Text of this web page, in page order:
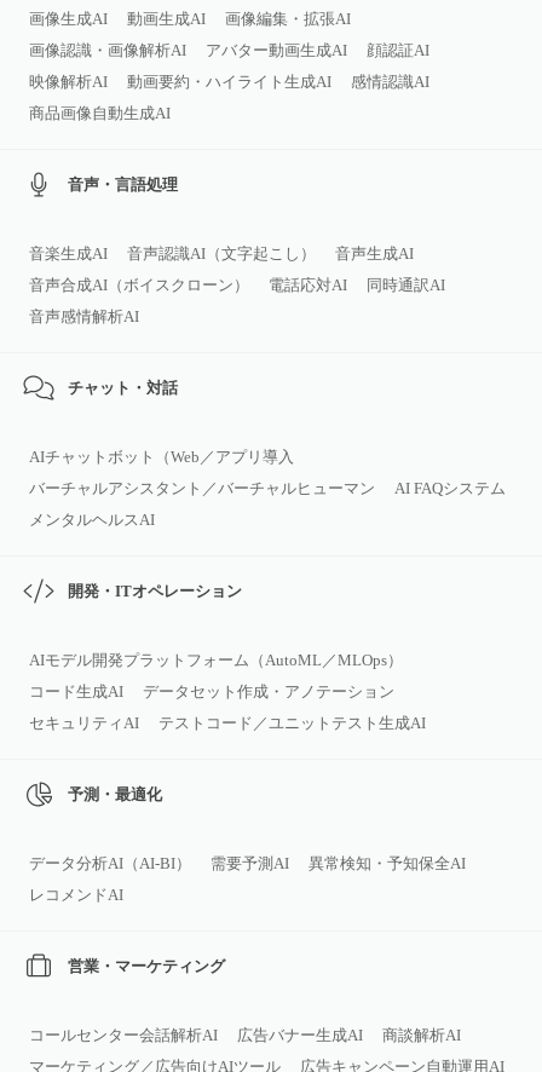
画像生成AI 動画生成AI
画像編集・拡張AI
画像認識・画像解析AI
アバター動画生成AI
顔認証AI
映像解析AI
動画要約・ハイライト生成AI
感情認識AI
商品画像自動生成AI
音声・言語処理
音楽生成AI 音声認識AI（文字起こし）
音声生成AI
音声合成AI（ボイスクローン）
電話応対AI
同時通訳AI
音声感情解析AI
チャット・対話
AIチャットボット（Web／アプリ導入
バーチャルアシスタント／バーチャルヒューマン
AI FAQシステム
メンタルヘルスAI
開発・ITオペレーション
AIモデル開発プラットフォーム（AutoML／MLOps）
コード生成AI
データセット作成・アノテーション
セキュリティAI
テストコード／ユニットテスト生成AI
予測・最適化
データ分析AI（AI‑BI） 需要予測AI
異常検知・予知保全AI
レコメンドAI
営業・マーケティング
コールセンター会話解析AI 広告バナー生成AI
商談解析AI
マーケティング／広告向けAIツール
広告キャンペーン自動運用AI